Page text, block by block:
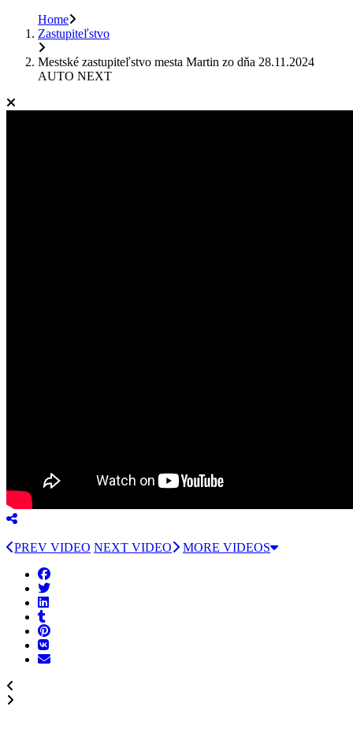
Home
Zastupiteľstvo
Mestské zastupiteľstvo mesta Martin zo dňa 28.11.2024
AUTO NEXT
PREV VIDEO NEXT VIDEO MORE VIDEOS